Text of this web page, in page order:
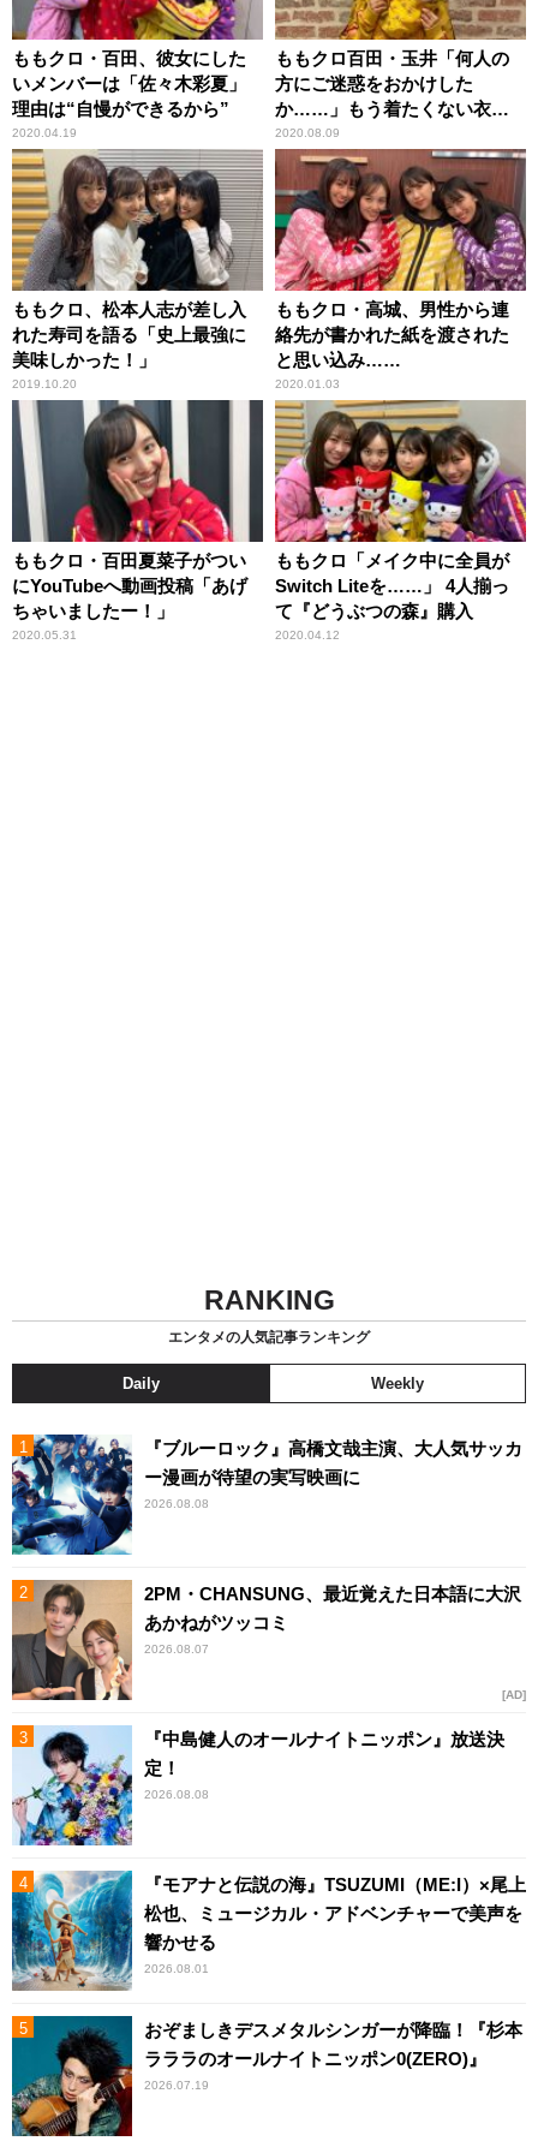
ももクロ・百田、彼女にした
いメンバーは「佐々木彩夏」
理由は“自慢ができるから”
2020.04.19
ももクロ百田・玉井「何人の
方にご迷惑をおかけした
か……」もう着たくない衣装
が続々
2020.08.09
ももクロ、松本人志が差し入
れた寿司を語る「史上最強に
美味しかった！」
2019.10.20
ももクロ・高城、男性から連
絡先が書かれた紙を渡された
と思い込み……
2020.01.03
ももクロ・百田夏菜子がつい
にYouTubeへ動画投稿「あげ
ちゃいましたー！」
2020.05.31
ももクロ「メイク中に全員が
Switch Liteを……」 4人揃っ
て『どうぶつの森』購入
2020.04.12
RANKING
エンタメの人気記事ランキング
Daily Weekly
『ブルーロック』高橋文哉主演、大人気サッカ
ー漫画が待望の実写映画に
2026.08.08
2PM・CHANSUNG、最近覚えた日本語に大沢
あかねがツッコミ
2026.08.07
AD
『中島健人のオールナイトニッポン』放送決
定！
2026.08.08
『モアナと伝説の海』TSUZUMI（ME:I）×尾上
松也、ミュージカル・アドベンチャーで美声を
響かせる
2026.08.01
おぞましきデスメタルシンガーが降臨！『杉本
ラララのオールナイトニッポン0(ZERO)』
2026.07.19